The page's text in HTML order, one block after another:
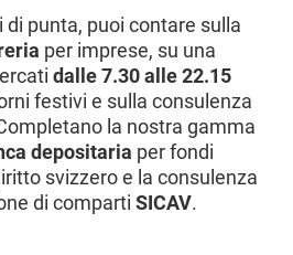
di punta, puoi contare sulla
per imprese, su una
dalle 7.30 alle 22.15
festivi e sulla consulenza
la nostra gamma
depositaria per fondi
svizzero e la consulenza
di comparti SICAV.